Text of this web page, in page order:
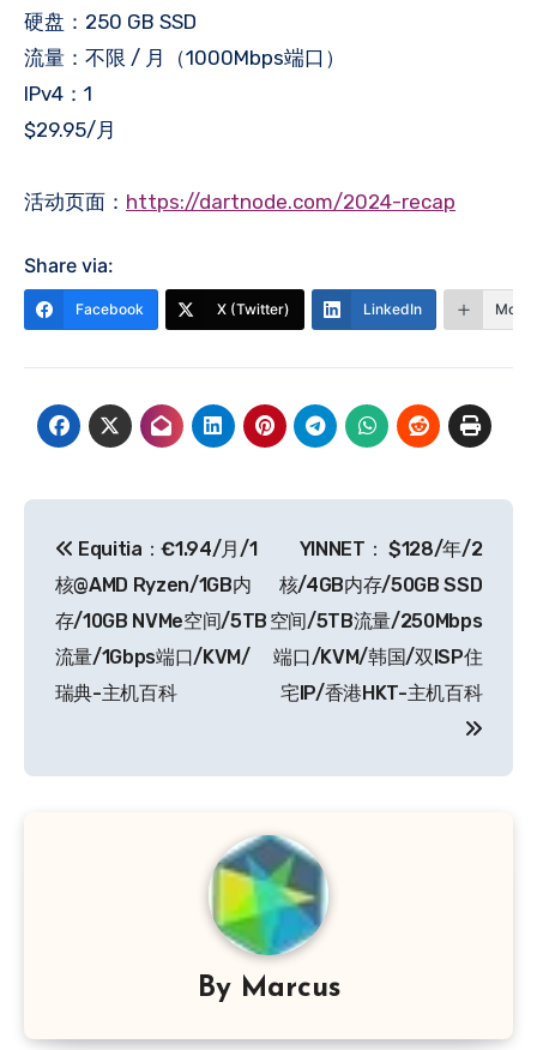
硬盘：250 GB SSD
流量：不限 / 月（1000Mbps端口）
IPv4：1
$29.95/月
活动页面： https://dartnode.com/2024-recap
Share via:
Facebook X (Twitter) LinkedIn More
章
导
航
Equitia：€1.94/月/1
核@AMD Ryzen/1GB内
存/10GB NVMe空间/5TB
流量/1Gbps端口/KVM/
瑞典-主机百科
YINNET： $128/年/2
核/4GB内存/50GB SSD
空间/5TB流量/250Mbps
端口/KVM/韩国/双ISP住
宅IP/香港HKT-主机百科
By Marcus